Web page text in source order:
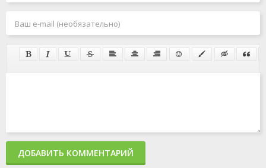
ДОБАВИТЬ КОММЕНТАРИЙ